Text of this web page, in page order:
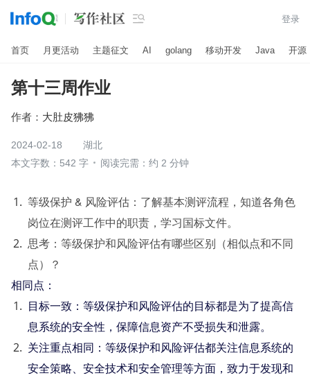
 登录
首页 月更活动 主题征文 AI golang 移动开发 Java 开源
第十三周作业
作者： 大肚皮狒狒
2024-02-18
湖北
本文字数：542 字
阅读完需：约 2 分钟
等级保护 & 风险评估：了解基本测评流程，知道各角色
岗位在测评工作中的职责，学习国标文件。
思考：等级保护和风险评估有哪些区别（相似点和不同
点）？
相同点：
目标一致：等级保护和风险评估的目标都是为了提高信
息系统的安全性，保障信息资产不受损失和泄露。
关注重点相同：等级保护和风险评估都关注信息系统的
安全策略、安全技术和安全管理等方面，致力于发现和